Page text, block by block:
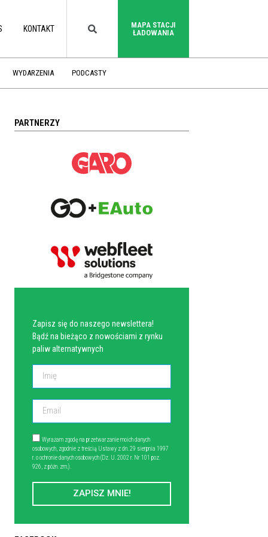
KONTAKT
MAPA STACJI
ŁADOWANIA
WYDARZENIA PODCASTY
PARTNERZY
Zapisz się do naszego newslettera!
Bądź na bieżąco z nowościami z rynku
paliw alternatywnych
Wyrażam zgodę na przetwarzanie moich danych
osobowych, zgodnie z treścią Ustawy z dn. 29 sierpnia 1997
r. o ochronie danych osobowych (Dz. U. 2002 r. Nr 101 poz.
926, z późn. zm.).
ZAPISZ MNIE!